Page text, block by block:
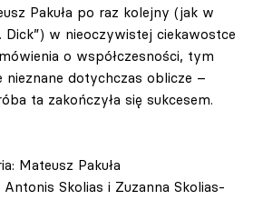
Pakuła po raz kolejny (jak w
Dick”) w nieoczywistej ciekawostce
o współczesności, tym
nieznane dotychczas oblicze –
ta zakończyła się sukcesem.
Mateusz Pakuła
Skolias i Zuzanna Skolias-